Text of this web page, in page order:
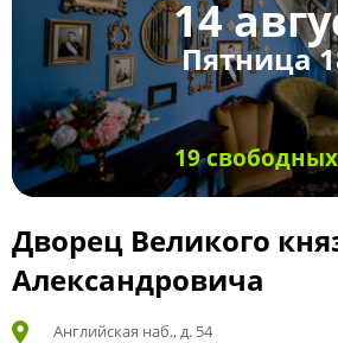
14
Пятница
19
Дворец Великого
Александровича
Английская наб., д. 54